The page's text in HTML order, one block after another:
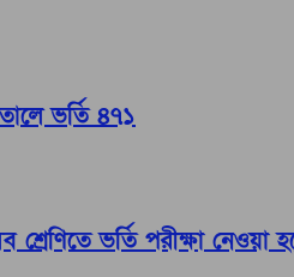
ভর্তি ৪৭১
শ্রেণিতে ভর্তি পরীক্ষা নেওয়া